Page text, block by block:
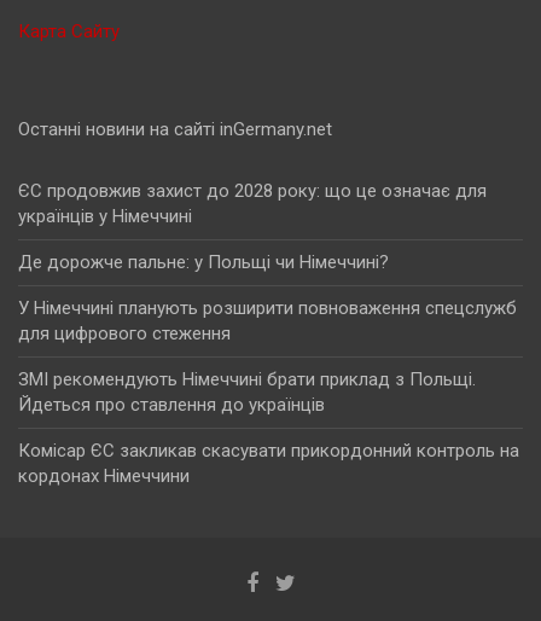
Карта Сайту
Останні новини на сайті inGermany.net
ЄС продовжив захист до 2028 року: що це означає для
українців у Німеччині
Де дорожче пальне: у Польщі чи Німеччині?
У Німеччині планують розширити повноваження спецслужб
для цифрового стеження
ЗМІ рекомендують Німеччині брати приклад з Польщі.
Йдеться про ставлення до українців
Комісар ЄС закликав скасувати прикордонний контроль на
кордонах Німеччини